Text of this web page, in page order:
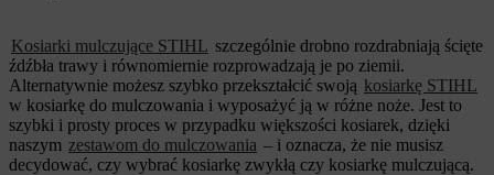
Kosiarki mulczujące STIHL szczególnie drobno rozdrabniają ścięte
źdźbła trawy i równomiernie rozprowadzają je po ziemii.
Alternatywnie możesz szybko przekształcić swoją kosiarkę STIHL
w kosiarkę do mulczowania i wyposażyć ją w różne noże. Jest to
szybki i prosty proces w przypadku większości kosiarek, dzięki
naszym zestawom do mulczowania – i oznacza, że nie musisz
decydować, czy wybrać kosiarkę zwykłą czy kosiarkę mulczującą.